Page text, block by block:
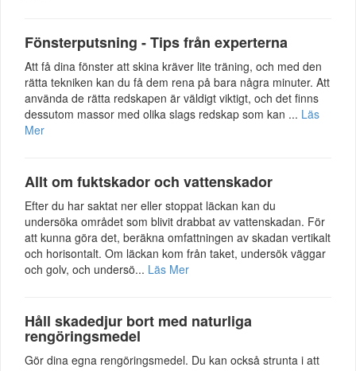
Fönsterputsning - Tips från experterna
Att få dina fönster att skina kräver lite träning, och med den
rätta tekniken kan du få dem rena på bara några minuter. Att
använda de rätta redskapen är väldigt viktigt, och det finns
dessutom massor med olika slags redskap som kan ... Läs
Mer
Allt om fuktskador och vattenskador
Efter du har saktat ner eller stoppat läckan kan du
undersöka området som blivit drabbat av vattenskadan. För
att kunna göra det, beräkna omfattningen av skadan vertikalt
och horisontalt. Om läckan kom från taket, undersök väggar
och golv, och undersö... Läs Mer
Håll skadedjur bort med naturliga
rengöringsmedel
Gör dina egna rengöringsmedel. Du kan också strunta i att